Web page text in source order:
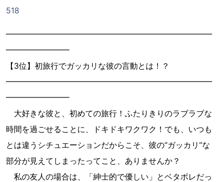
518
━━━━━━━━━━━━━━━━━━━━━━━━━━
━━━━━━━━
【3位】初旅行でガッカリな彼の言動とは！？
━━━━━━━━━━━━━━━━━━━━━━━━━━
━━━━━━━━
大好きな彼と、初めての旅行！ふたりきりのラブラブな
時間を過ごせることに、ドキドキワクワク！でも、いつも
とは違うシチュエーションだからこそ、彼の“ガッカリ”な
部分が見えてしまったってこと、ありませんか？
私の友人の場合は、「紳士的で優しい」とベタボレだっ